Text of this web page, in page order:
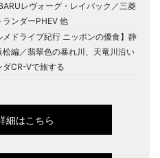
レヴォーグ・レイバック／三菱
ランダーPHEV 他
メドライブ紀行 ニッポンの優食】静
松編／翡翠色の暴れ川、天竜川沿い
ダCR-Vで旅する
細はこちら